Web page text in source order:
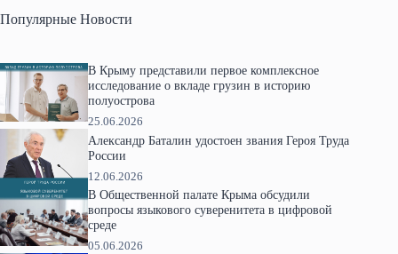
Популярные Новости
В Крыму представили первое комплексное
исследование о вкладе грузин в историю
полуострова
25.06.2026
Александр Баталин удостоен звания Героя Труда
России
12.06.2026
В Общественной палате Крыма обсудили
вопросы языкового суверенитета в цифровой
среде
05.06.2026